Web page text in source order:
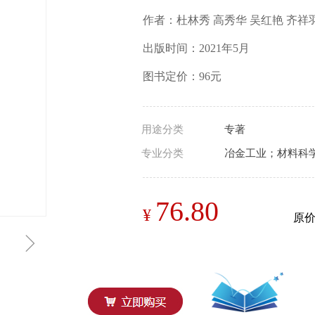
ꁇ
作者：杜林秀 高秀华 吴红艳 齐祥
出版时间：2021年5月
图书定价：96元
¥ 76.80
用途分类 专著
专业分类 冶金工业；材料科
原价